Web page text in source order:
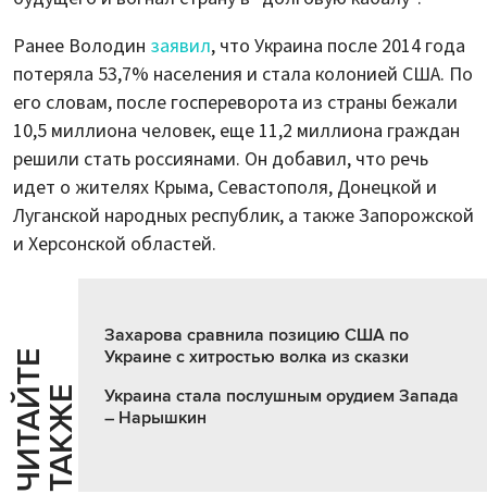
Ранее Володин заявил, что Украина после 2014 года
потеряла 53,7% населения и стала колонией США. По
его словам, после госпереворота из страны бежали
10,5 миллиона человек, еще 11,2 миллиона граждан
решили стать россиянами. Он добавил, что речь
идет о жителях Крыма, Севастополя, Донецкой и
Луганской народных республик, а также Запорожской
и Херсонской областей.
Ч
И
Т
АЙ
Т
Е
Т
А
К
ЖЕ
Захарова сравнила позицию США по
Украине с хитростью волка из сказки
Украина стала послушным орудием Запада
– Нарышкин